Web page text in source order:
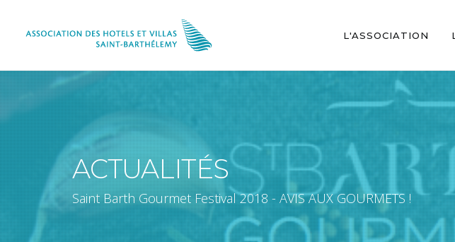
L'ASSOCIATION
ACTUALITÉS
Saint Barth Gourmet Festival 2018 - AVIS AUX GOURMETS !